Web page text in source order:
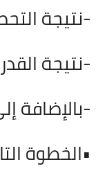
-نتيجة
-نتيجة
-بالإضافة
•الخطوة